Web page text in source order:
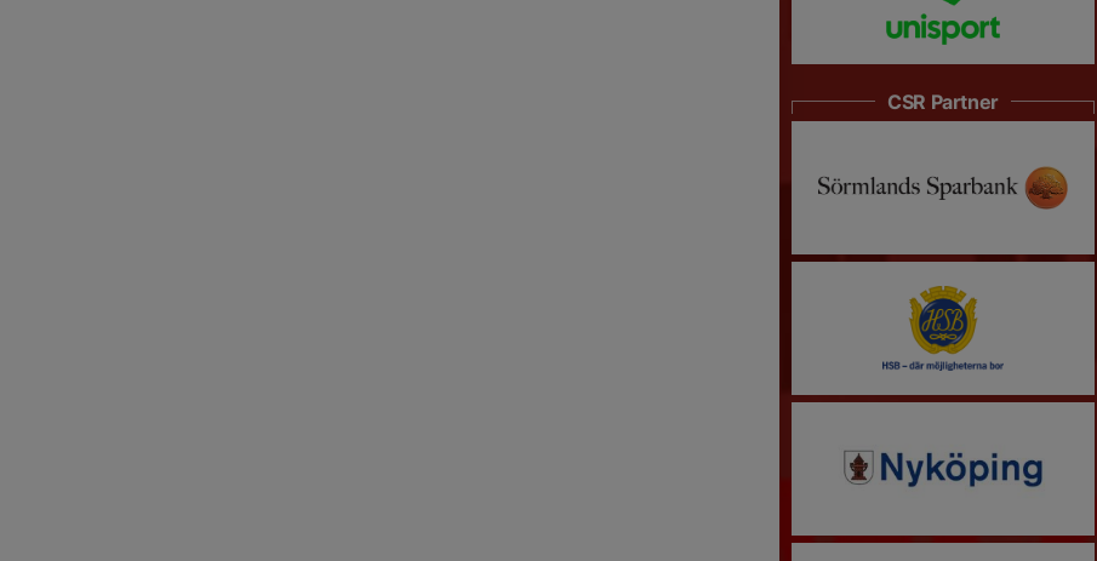
CSR Partner